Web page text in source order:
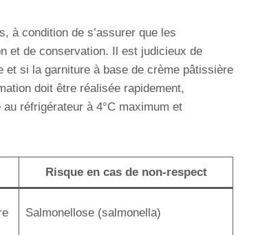
à condition de s’assurer que les
et de conservation. Il est judicieux de
si la garniture à base de crème pâtissière
doit être réalisée rapidement,
réfrigérateur à 4°C maximum et
Risque en cas de non-respect
Salmonellose (salmonella)